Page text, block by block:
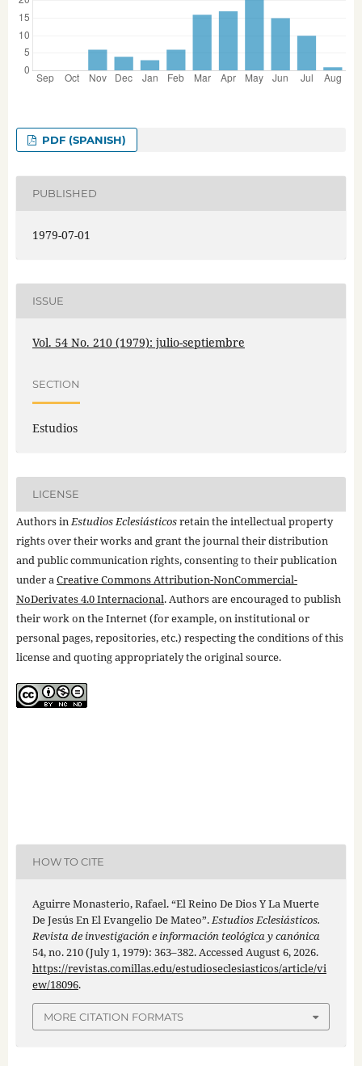
PDF (SPANISH)
PUBLISHED
1979-07-01
ISSUE
Vol. 54 No. 210 (1979): julio-septiembre
SECTION
Estudios
LICENSE
Authors inEstudios Eclesiásticosretain the intellectual property
rights over their works and grant the journal their distribution
and public communication rights, consenting to their publication
under aCreative Commons Attribution-NonCommercial-
NoDerivates 4.0 Internacional. Authors are encouraged to publish
their work on the Internet (for example, on institutional or
personal pages, repositories, etc.) respecting the conditions of this
license and quoting appropriately the original source.
HOW TO CITE
Aguirre Monasterio, Rafael. “El Reino De Dios Y La Muerte
De Jesús En El Evangelio De Mateo”.Estudios Eclesiásticos.
Revista de investigación e información teológica y canónica
54, no. 210 (July 1, 1979): 363–382. Accessed August 6, 2026.
https://revistas.comillas.edu/estudioseclesiasticos/article/vi
ew/18096.
MORE CITATION FORMATS